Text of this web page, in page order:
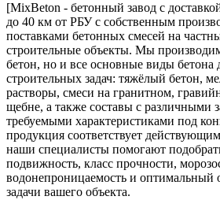
[MixBeton - бетонный завод с
до 40 км от РБУ с собственным
поставками бетонных смесей на
строительные объекты. Мы
бетон, но и все основные виды бетона
строительных задач: тяжёлый бетон,
растворы, смеси на гранитном,
щебне, а также составы с различными
требуемыми характеристиками под
продукция соответствует
наши специалисты помогают
подвижность, класс прочности,
водонепроницаемость и оптимальный
задачи вашего объекта.